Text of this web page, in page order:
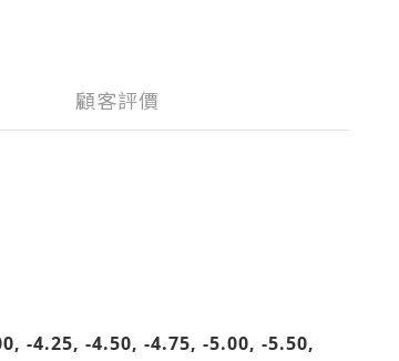
顧客評價
-4.25, -4.50, -4.75, -5.00, -5.50,